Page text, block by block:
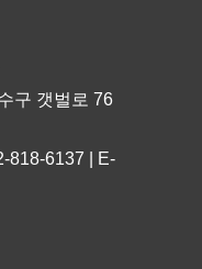
구 갯벌로 76
818-6137 | E-